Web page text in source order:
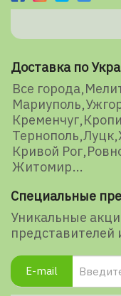
Доставка по
Все города
Мариуполь
Кременчуг
Тернополь Луцк
Кривой Рог
Житомир
Специальные
Уникальные
представителей
E-mail